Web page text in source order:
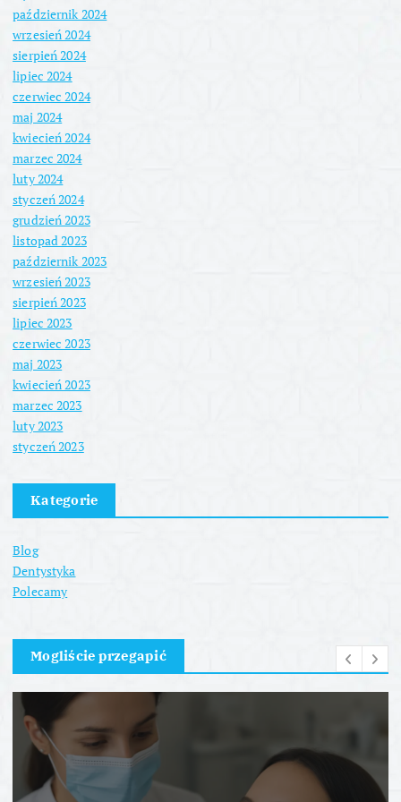
październik 2024
wrzesień 2024
sierpień 2024
lipiec 2024
czerwiec 2024
maj 2024
kwiecień 2024
marzec 2024
luty 2024
styczeń 2024
grudzień 2023
listopad 2023
październik 2023
wrzesień 2023
sierpień 2023
lipiec 2023
czerwiec 2023
maj 2023
kwiecień 2023
marzec 2023
luty 2023
styczeń 2023
Kategorie
Blog
Dentystyka
Polecamy
Mogliście przegapić